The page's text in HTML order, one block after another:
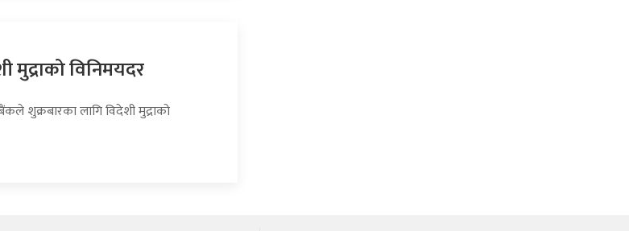
मुद्राको विनिमयदर
शुक्रबारका लागि विदेशी मुद्राको